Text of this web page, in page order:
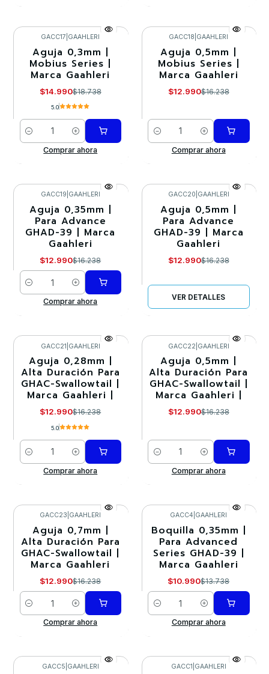
-20%
GACC17 GAAHLERI
Aguja 0,3mm |
Mobius Series |
Marca Gaahleri
$14.990$18.738
5.0
Cantidad
Comprar ahora
-20%
GACC18 GAAHLERI
Aguja 0,5mm |
Mobius Series |
Marca Gaahleri
$12.990$16.238
Cantidad
Comprar ahora
-20%
GACC19 GAAHLERI
Aguja 0,35mm |
Para Advance
GHAD-39 | Marca
Gaahleri
$12.990$16.238
Cantidad
Comprar ahora
-20%
Agotado
GACC20 GAAHLERI
Aguja 0,5mm |
Para Advance
GHAD-39 | Marca
Gaahleri
$12.990$16.238
VER DETALLES
-20%
GACC21 GAAHLERI
Aguja 0,28mm |
Alta Duración Para
GHAC-Swallowtail |
Marca Gaahleri |
$12.990$16.238
5.0
Cantidad
Comprar ahora
-20%
GACC22 GAAHLERI
Aguja 0,5mm |
Alta Duración Para
GHAC-Swallowtail |
Marca Gaahleri |
$12.990$16.238
Cantidad
Comprar ahora
-20%
GACC23 GAAHLERI
Aguja 0,7mm |
Alta Duración Para
GHAC-Swallowtail |
Marca Gaahleri
$12.990$16.238
Cantidad
Comprar ahora
-20%
GACC4 GAAHLERI
Boquilla 0,35mm |
Para Advanced
Series GHAD-39 |
Marca Gaahleri
$10.990$13.738
Cantidad
Comprar ahora
GACC5 GAAHLERI GACC1 GAAHLERI